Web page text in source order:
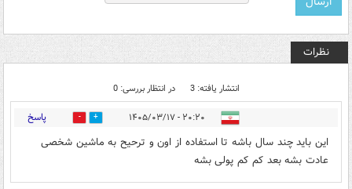
نظرات
انتشار یافته: 3 در انتظار بررسی: 0
۲۰:۲۰ - ۱۴۰۵/۰۳/۱۷ 0 پاسخ
این باید چند سال باشه تا استفاده از اون و ترحیح به ماشین شخصی
عادت بشه بعد کم کم پولی بشه